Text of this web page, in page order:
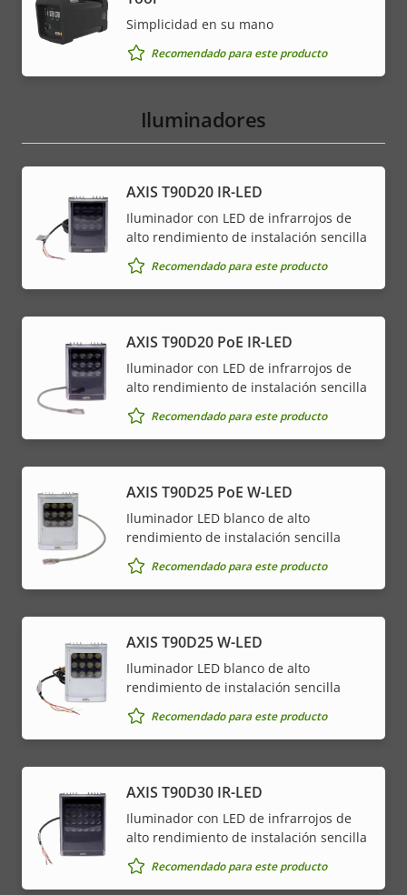
Simplicidad en su mano
Recomendado para este producto
Iluminadores
AXIS T90D20 IR-LED
Iluminador con LED de infrarrojos de
alto rendimiento de instalación sencilla
Recomendado para este producto
AXIS T90D20 PoE IR-LED
Iluminador con LED de infrarrojos de
alto rendimiento de instalación sencilla
Recomendado para este producto
AXIS T90D25 PoE W-LED
Iluminador LED blanco de alto
rendimiento de instalación sencilla
Recomendado para este producto
AXIS T90D25 W-LED
Iluminador LED blanco de alto
rendimiento de instalación sencilla
Recomendado para este producto
AXIS T90D30 IR-LED
Iluminador con LED de infrarrojos de
alto rendimiento de instalación sencilla
Recomendado para este producto